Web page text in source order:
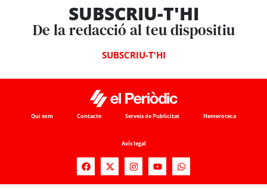
SUBSCRIU-T'HI
De la redacció al teu dispositiu
SUBSCRIU-T'HI
Qui som Contacte Serveis de Publicitat Hemeroteca
Avís legal